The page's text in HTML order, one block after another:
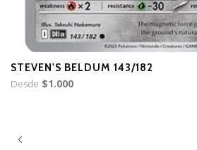
STEVEN'S BELDUM 143/182
Desde $1.000